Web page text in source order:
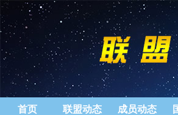
首页 联盟动态 成员动态